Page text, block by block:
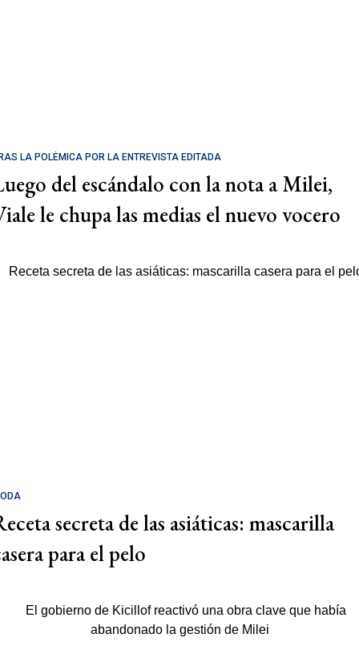
LA POLÉMICA POR LA ENTREVISTA EDITADA
del escándalo con la nota a Milei,
le chupa las medias el nuevo vocero
secreta de las asiáticas: mascarilla
para el pelo